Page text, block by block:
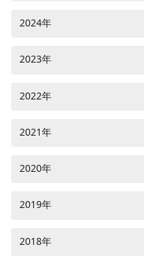
2024年
2023年
2022年
2021年
2020年
2019年
2018年